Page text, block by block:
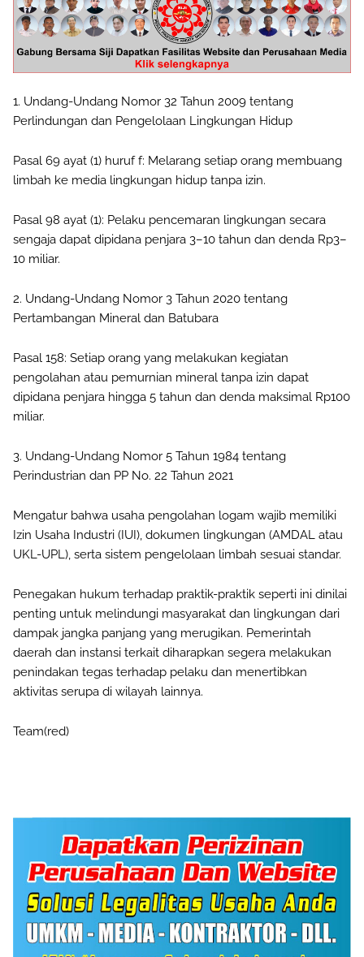
1. Undang-Undang Nomor 32 Tahun 2009 tentang
Perlindungan dan Pengelolaan Lingkungan Hidup
Pasal 69 ayat (1) huruf f: Melarang setiap orang membuang
limbah ke media lingkungan hidup tanpa izin.
Pasal 98 ayat (1): Pelaku pencemaran lingkungan secara
sengaja dapat dipidana penjara 3–10 tahun dan denda Rp3–
10 miliar.
2. Undang-Undang Nomor 3 Tahun 2020 tentang
Pertambangan Mineral dan Batubara
Pasal 158: Setiap orang yang melakukan kegiatan
pengolahan atau pemurnian mineral tanpa izin dapat
dipidana penjara hingga 5 tahun dan denda maksimal Rp100
miliar.
3. Undang-Undang Nomor 5 Tahun 1984 tentang
Perindustrian dan PP No. 22 Tahun 2021
Mengatur bahwa usaha pengolahan logam wajib memiliki
Izin Usaha Industri (IUI), dokumen lingkungan (AMDAL atau
UKL-UPL), serta sistem pengelolaan limbah sesuai standar.
Penegakan hukum terhadap praktik-praktik seperti ini dinilai
penting untuk melindungi masyarakat dan lingkungan dari
dampak jangka panjang yang merugikan. Pemerintah
daerah dan instansi terkait diharapkan segera melakukan
penindakan tegas terhadap pelaku dan menertibkan
aktivitas serupa di wilayah lainnya.
Team(red)